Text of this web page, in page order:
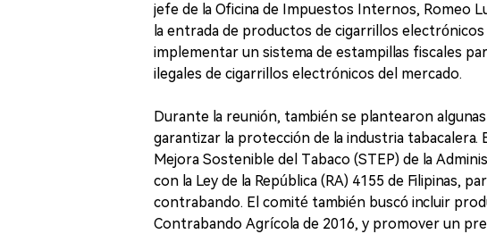
jefe de la Oficina de Impuestos Internos, Romeo
la entrada de productos de cigarrillos
implementar un sistema de estampillas fiscales
ilegales de cigarrillos electrónicos del mercado.
Durante la reunión, también se plantearon
garantizar la protección de la industria tabacalera.
Mejora Sostenible del Tabaco (STEP) de la
con la Ley de la República (RA) 4155 de Filipinas,
contrabando. El comité también buscó incluir
Contrabando Agrícola de 2016, y promover un